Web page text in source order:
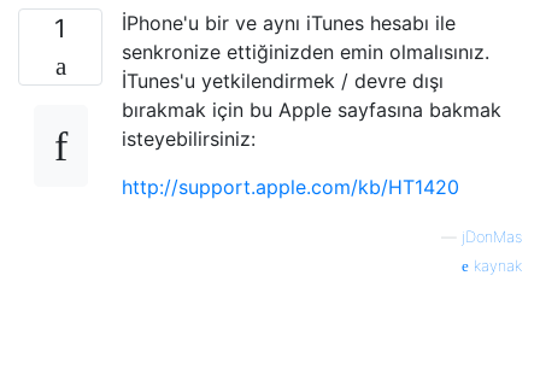
1
İPhone'u bir ve aynı iTunes hesabı ile
senkronize ettiğinizden emin olmalısınız.
İTunes'u yetkilendirmek / devre dışı
bırakmak için bu Apple sayfasına bakmak
isteyebilirsiniz:
http://support.apple.com/kb/HT1420
jDonMas
kaynak